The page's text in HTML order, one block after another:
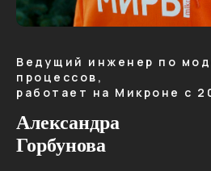
Ведущий инженер по
процессов,
работает на Микроне с
Александра
Горбунова